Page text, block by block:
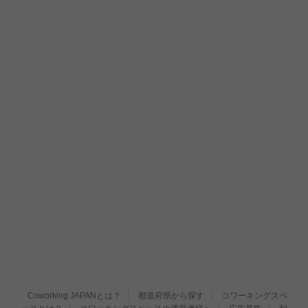
Coworking JAPANとは？ 都道府県から探す
コワーキングスペ